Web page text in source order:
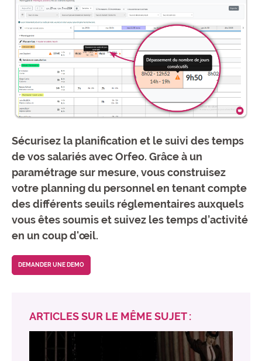
Sécurisez la planification et le suivi des temps
de vos salariés avec Orfeo. Grâce à un
paramétrage sur mesure, vous construisez
votre planning du personnel en tenant compte
des différents seuils réglementaires auxquels
vous êtes soumis et suivez les temps d’activité
en un coup d'œil.
DEMANDER UNE DEMO
ARTICLES SUR LE MÊME SUJET :